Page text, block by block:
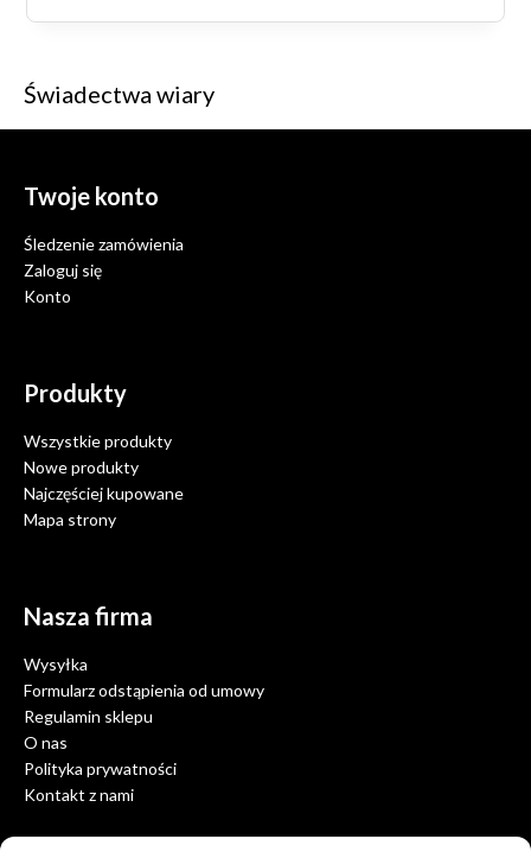
Świadectwa wiary
Twoje konto
Śledzenie zamówienia
Zaloguj się
Konto
Produkty
Wszystkie produkty
Nowe produkty
Najczęściej kupowane
Mapa strony
Nasza firma
Wysyłka
Formularz odstąpienia od umowy
Regulamin sklepu
O nas
Polityka prywatności
Kontakt z nami